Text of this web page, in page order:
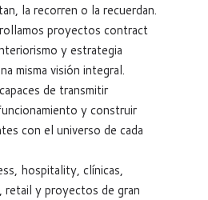
la recorren o la recuerdan.
proyectos contract
y estrategia
misma visión integral.
de transmitir
y construir
con el universo de cada
hospitality, clínicas,
retail y proyectos de gran